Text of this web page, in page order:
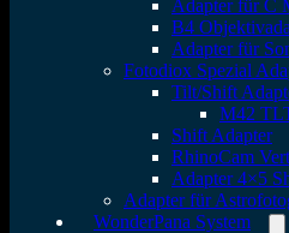
Adapter für C
B4
Adapter für
Fotodiox Spezial
Tilt/Shift
M42
Shift Adapter
RhinoCam
Adapter 4×5
Adapter für
WonderPana System